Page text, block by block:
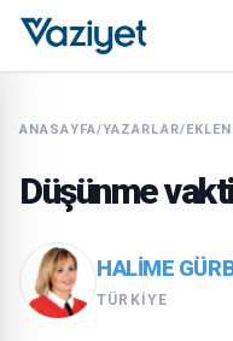
ANASAYFA/YAZARLAR/
Düşünme
HALIME
TÜRKIYE